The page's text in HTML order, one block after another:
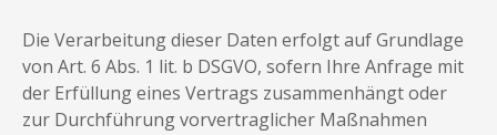
Die Verarbeitung dieser Daten erfolgt auf Grundlage
von Art. 6 Abs. 1 lit. b DSGVO, sofern Ihre Anfrage mit
der Erfüllung eines Vertrags zusammenhängt oder
zur Durchführung vorvertraglicher Maßnahmen